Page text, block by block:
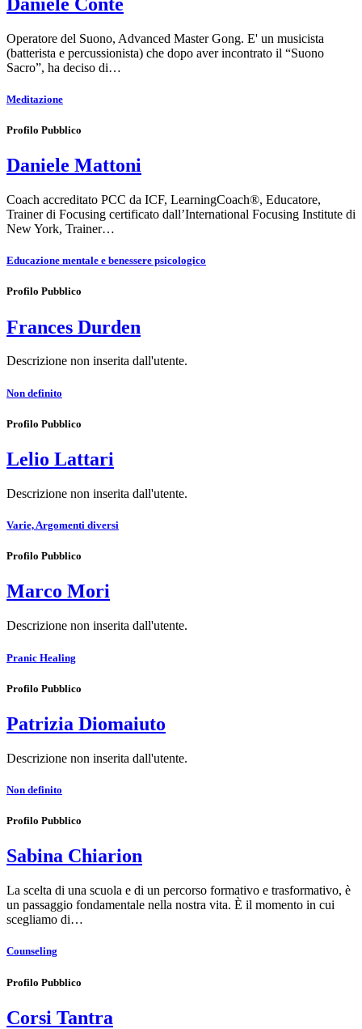
Operatore del Suono, Advanced Master Gong. E' un musicista
(batterista e percussionista) che dopo aver incontrato il “Suono
Sacro”, ha deciso di…
Meditazione
Profilo Pubblico
Daniele Mattoni
Coach accreditato PCC da ICF, LearningCoach®, Educatore,
Trainer di Focusing certificato dall’International Focusing Institute di
New York, Trainer…
Educazione mentale e benessere psicologico
Profilo Pubblico
Frances Durden
Descrizione non inserita dall'utente.
Non definito
Profilo Pubblico
Lelio Lattari
Descrizione non inserita dall'utente.
Varie, Argomenti diversi
Profilo Pubblico
Marco Mori
Descrizione non inserita dall'utente.
Pranic Healing
Profilo Pubblico
Patrizia Diomaiuto
Descrizione non inserita dall'utente.
Non definito
Profilo Pubblico
Sabina Chiarion
La scelta di una scuola e di un percorso formativo e trasformativo, è
un passaggio fondamentale nella nostra vita. È il momento in cui
scegliamo di…
Counseling
Profilo Pubblico
Corsi Tantra